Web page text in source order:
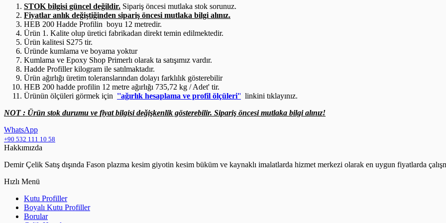
STOK bilgisi güncel değildir. Sipariş öncesi mutlaka stok sorunuz.
Fiyatlar anlık değiştiğinden sipariş öncesi mutlaka bilgi alınız.
HEB 200 Hadde Profilin boyu 12 metredir.
Ürün 1. Kalite olup üretici fabrikadan direkt temin edilmektedir.
Ürün kalitesi S275 tir.
Üründe kumlama ve boyama yoktur
Kumlama ve Epoxy Shop Primerlı olarak ta satışımız vardır.
Hadde Profiller kilogram ile satılmaktadır.
Ürün ağırlığı üretim toleranslarından dolayı farklılık gösterebilir
HEB 200 hadde profilin 12 metre ağırlığı 735,72 kg / Adet' tir.
Ürünün ölçüleri görmek için ''ağırlık hesaplama ve profil ölçüleri'' linkini tıklayınız.
NOT : Ürün stok durumu ve fiyat bilgisi değişkenlik gösterebilir. Sipariş öncesi mutlaka bilgi alınız!
WhatsApp
+90 532 111 10 58
Hakkımızda
Demir Çelik Satış dışında Fason plazma kesim giyotin kesim büküm ve kaynaklı imalatlarda hizmet merkezi olarak en uygun fiyatlarda
Hızlı Menü
Kutu Profiller
Boyalı Kutu Profiller
Borular